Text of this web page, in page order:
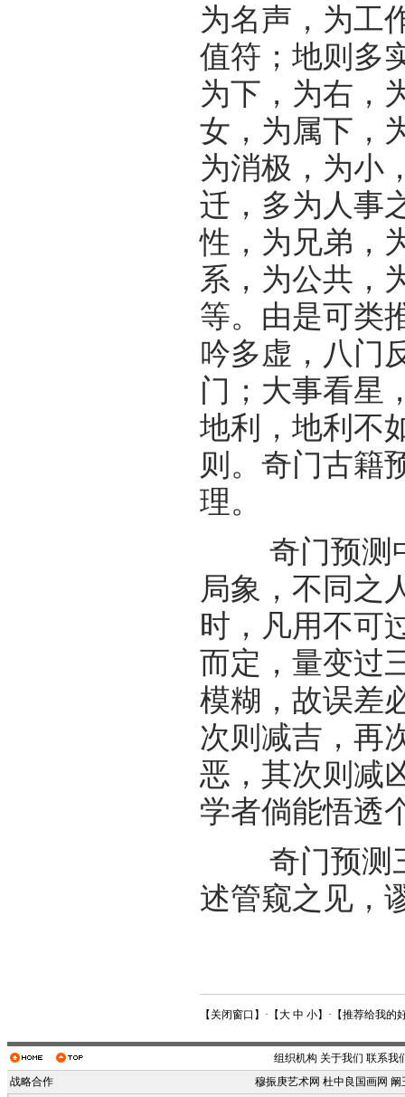
为名声，为工
值符；地则多
为下，为右，
女，为属下，
为消极，为小
迁，多为人事
性，为兄弟，
系，为公共，
等。由是可类
吟多虚，八门
门；大事看星
地利，地利不
则。奇门古籍
理。
奇门预测中
局象，不同之
时，凡用不可
而定，量变过
模糊，故误差
次则减吉，再
恶，其次则减
学者倘能悟透
奇门预测三
述管窥之见，
【 关闭窗口 】·【大 中 小】·【推荐给我的
组织机构 关于我们 联系我
战略合作
穆振庚艺术网 杜中良国画网 阚